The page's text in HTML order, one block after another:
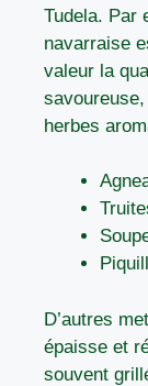
Tudela. Par
navarraise
valeur la
herbes
D’autres
épaisse et
souvent